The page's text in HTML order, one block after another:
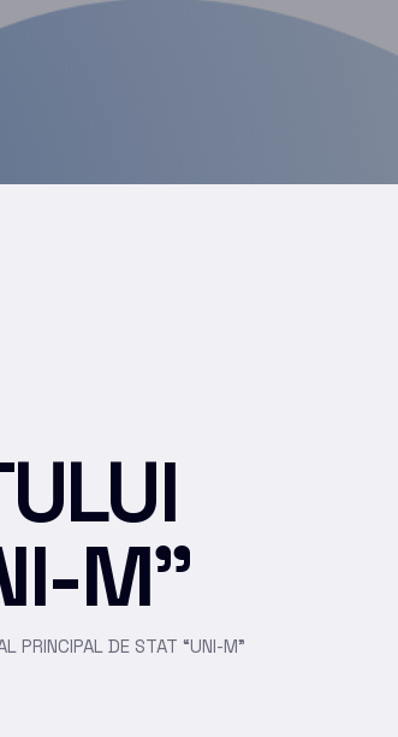
M”
PRINCIPAL DE STAT “UNI-M”